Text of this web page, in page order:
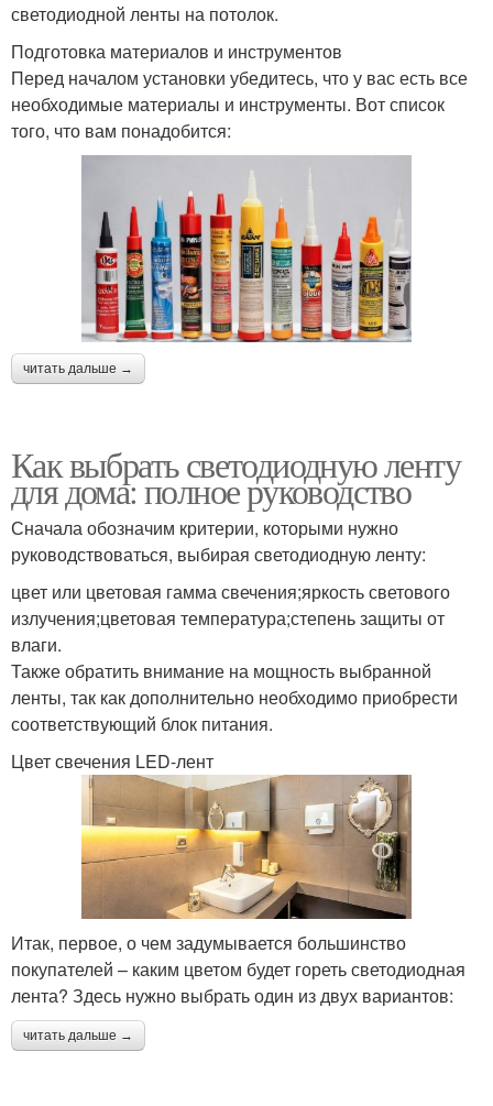
светодиодной ленты на потолок.
Подготовка материалов и инструментов
Перед началом установки убедитесь, что у вас есть все
необходимые материалы и инструменты. Вот список
того, что вам понадобится:
читать дальше →
Как выбрать светодиодную ленту
для дома: полное руководство
Сначала обозначим критерии, которыми нужно
руководствоваться, выбирая светодиодную ленту:
цвет или цветовая гамма свечения;яркость светового
излучения;цветовая температура;степень защиты от
влаги.
Также обратить внимание на мощность выбранной
ленты, так как дополнительно необходимо приобрести
соответствующий блок питания.
Цвет свечения LED-лент
Итак, первое, о чем задумывается большинство
покупателей – каким цветом будет гореть светодиодная
лента? Здесь нужно выбрать один из двух вариантов:
читать дальше →